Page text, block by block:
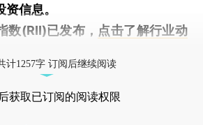
信息。
数(RII)已发布， 点击了解行业动
计1257字 订阅后继续阅读
后获取已订阅的阅读权限